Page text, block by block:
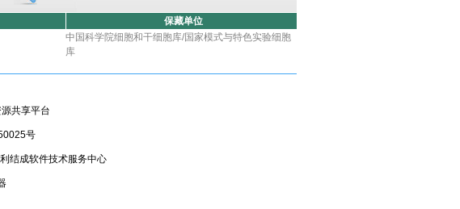
保藏单位
中国科学院细胞和干细胞库/国家模式与特色实验细胞
库
共享平台
号
结成软件技术服务中心